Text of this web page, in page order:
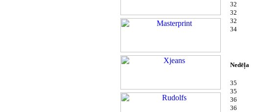
32
32
32
34
Nedēļa
35
35
36
36